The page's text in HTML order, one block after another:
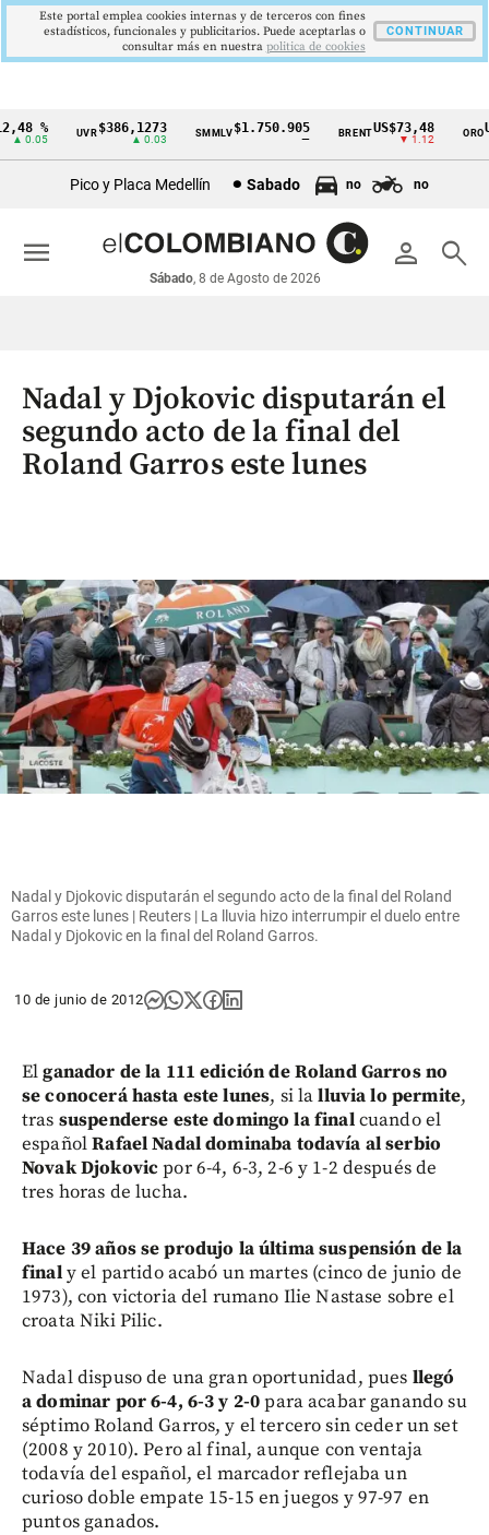
Cintillo
económicos
Colombia
% UVR$386,1273
▲ 0.03
SMMLV $1.750.905 BRENTUS$73,48
▼ 1.12
ORO
Pico y Placa Medellín Sabado no no
person search
Sábado, 8 de Agosto de 2026
menu
Nadal y Djokovic disputarán el
segundo acto de la final del
Roland Garros este lunes
Nadal y Djokovic disputarán el segundo acto de la final del Roland
Garros este lunes | Reuters | La lluvia hizo interrumpir el duelo entre
Nadal y Djokovic en la final del Roland Garros.
10 de junio de 2012
Elganador de la 111 edición de Roland Garros no
se conocerá hasta este lunes, si lalluvia lo permite,
tras suspenderse este domingo la finalcuando el
españolRafael Nadal dominaba todavía al serbio
Novak Djokovicpor 6-4, 6-3, 2-6 y 1-2 después de
tres horas de lucha.
Hace 39 años se produjo la última suspensión de la
finaly el partido acabó un martes (cinco de junio de
1973), con victoria del rumano Ilie Nastase sobre el
croata Niki Pilic.
Nadal dispuso de una gran oportunidad, pues llegó
a dominar por 6-4, 6-3 y 2-0para acabar ganando su
séptimo Roland Garros, y el tercero sin ceder un set
(2008 y 2010). Pero al final, aunque con ventaja
todavía del español, el marcador reflejaba un
curioso doble empate 15-15 en juegos y 97-97 en
puntos ganados.
Este portal emplea cookies internas y de terceros con fines
estadísticos, funcionales y publicitarios. Puede aceptarlas o
consultar más en nuestra politica de cookies
CONTINUAR